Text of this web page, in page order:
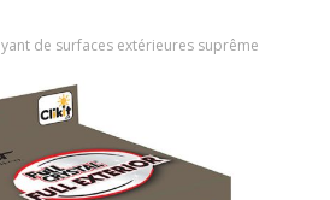
de surfaces extérieures suprême